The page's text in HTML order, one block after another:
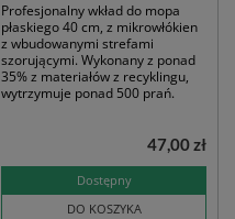
Profesjonalny wkład do mopa
płaskiego 40 cm, z mikrowłókien
z wbudowanymi strefami
szorującymi. Wykonany z ponad
35% z materiałów z recyklingu,
wytrzymuje ponad 500 prań.
Dostępny
DO KOSZYKA
47,00 zł